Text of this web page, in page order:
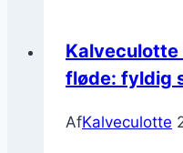
Kalveculotte
fløde: fyldig
AfKalveculotte